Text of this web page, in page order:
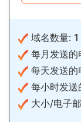
域名数量: 1
每月发送的
每天发送的
每小时发送
大小/电子